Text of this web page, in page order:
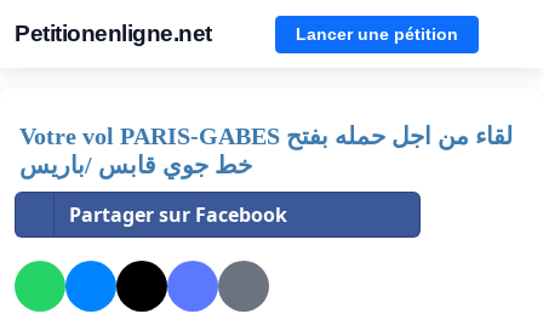
Petitionenligne.net Lancer une pétition
Votre vol PARIS-GABES لقاء من اجل حمله بفتح
خط جوي قابس /باريس
Partager sur Facebook